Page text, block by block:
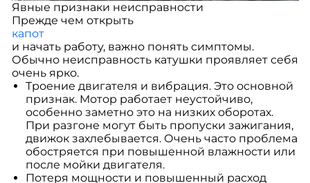
Явные признаки неисправности
Прежде чем открыть
капот
и начать работу, важно понять симптомы.
Обычно неисправность катушки проявляет себя
очень ярко.
Троение двигателя и вибрация. Это основной
признак. Мотор работает неустойчиво,
особенно заметно это на низких оборотах.
При разгоне могут быть пропуски зажигания,
движок захлебывается. Очень часто проблема
обостряется при повышенной влажности или
после мойки двигателя.
Потеря мощности и повышенный расход